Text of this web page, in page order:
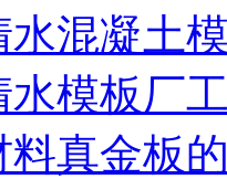
水混凝土
水模板厂
料真金板